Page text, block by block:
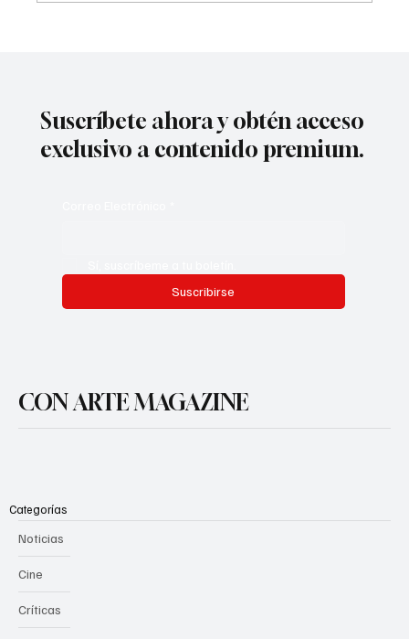
Suscríbete ahora y obtén acceso
exclusivo a contenido premium.
Suscribirse
CON ARTE MAGAZINE
Categorías
Noticias
Cine
Críticas